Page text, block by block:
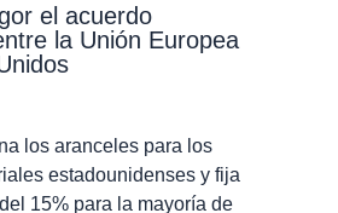
el acuerdo
la Unión Europea
los aranceles para los
estadounidenses y fija
15% para la mayoría de